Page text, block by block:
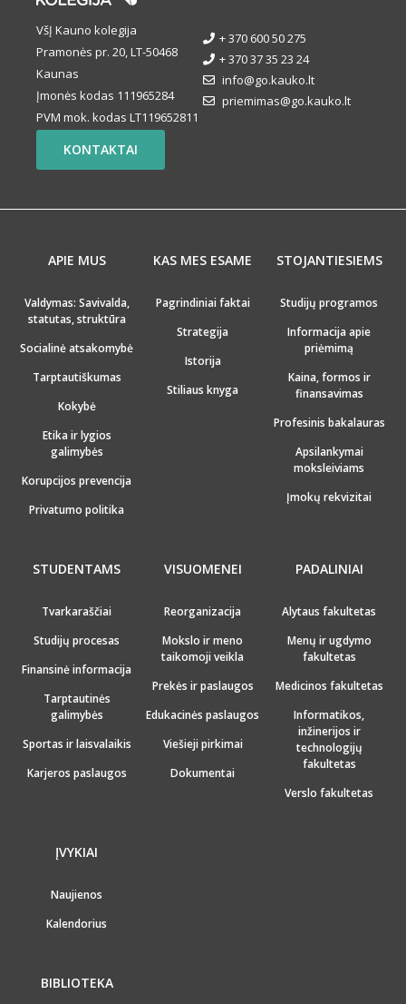
VšĮ Kauno kolegija
Pramonės pr. 20, LT-50468
Kaunas
Įmonės kodas 111965284
PVM mok. kodas LT119652811
+ 370 600 50 275
+ 370 37 35 23 24
info@go.kauko.lt
priemimas@go.kauko.lt
KONTAKTAI
APIE MUS
Valdymas: Savivalda,
statutas, struktūra
Socialinė atsakomybė
Tarptautiškumas
Kokybė
Etika ir lygios
galimybės
Korupcijos prevencija
Privatumo politika
KAS MES ESAME
Pagrindiniai faktai
Strategija
Istorija
Stiliaus knyga
STOJANTIESIEMS
Studijų programos
Informacija apie
priėmimą
Kaina, formos ir
finansavimas
Profesinis bakalauras
Apsilankymai
moksleiviams
Įmokų rekvizitai
STUDENTAMS
Tvarkaraščiai
Studijų procesas
Finansinė informacija
Tarptautinės
galimybės
Sportas ir laisvalaikis
Karjeros paslaugos
VISUOMENEI
Reorganizacija
Mokslo ir meno
taikomoji veikla
Prekės ir paslaugos
Edukacinės paslaugos
Viešieji pirkimai
Dokumentai
PADALINIAI
Alytaus fakultetas
Menų ir ugdymo
fakultetas
Medicinos fakultetas
Informatikos,
inžinerijos ir
technologijų
fakultetas
Verslo fakultetas
ĮVYKIAI
Naujienos
Kalendorius
BIBLIOTEKA